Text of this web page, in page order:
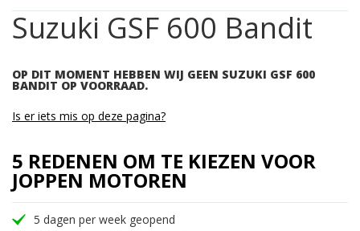
Suzuki GSF 600 Bandit
OP DIT MOMENT HEBBEN WIJ GEEN SUZUKI GSF 600
BANDIT OP VOORRAAD.
Is er iets mis op deze pagina?
5 REDENEN OM TE KIEZEN VOOR
JOPPEN MOTOREN
5 dagen per week geopend